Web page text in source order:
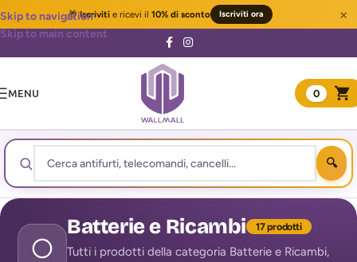
🎁Iscrivitie ricevi il 10% di sconto Iscriviti ora ×
Skip to navigation
Skip to main content
MENU 0
Batterie e Ricambi 17 prodotti
Tutti i prodotti della categoria Batterie e Ricambi,